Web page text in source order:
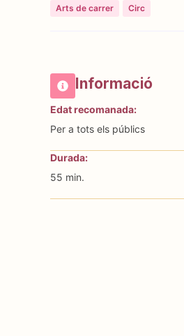
Arts de carrer Circ
Informació
Edat recomanada:
Per a tots els públics
Durada:
55 min.